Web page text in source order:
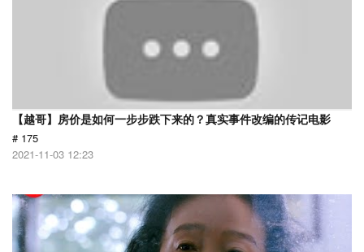
【越哥】房价是如何一步步跌下来的？真实事件改编的传记电影
# 175
2021-11-03 12:23